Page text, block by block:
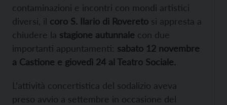
contaminazioni e incontri con mondi artistici
diversi, il coro S. Ilario di Rovereto si appresta a
chiudere la stagione autunnale con due
importanti appuntamenti: sabato 12 novembre
a Castione e giovedì 24 al Teatro Sociale.
L’attività concertistica del sodalizio aveva
preso avvio a settembre in occasione del